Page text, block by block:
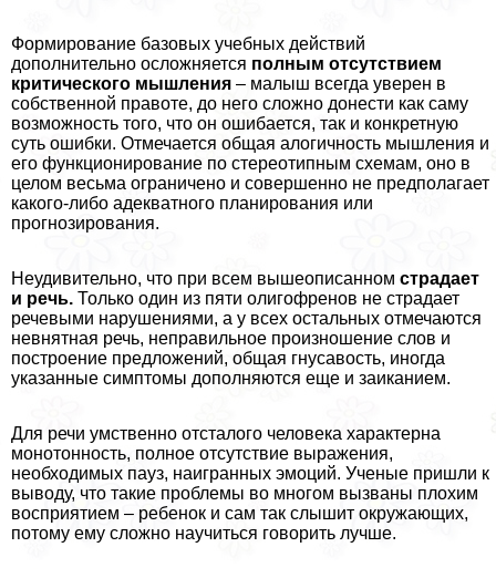
Формирование базовых учебных действий
дополнительно осложняется полным отсутствием
критического мышления – малыш всегда уверен в
собственной правоте, до него сложно донести как саму
возможность того, что он ошибается, так и конкретную
суть ошибки. Отмечается общая алогичность мышления и
его функционирование по стереотипным схемам, оно в
целом весьма ограничено и совершенно не предполагает
какого-либо адекватного планирования или
прогнозирования.
Неудивительно, что при всем вышеописанном страдает
и речь. Только один из пяти олигофренов не страдает
речевыми нарушениями, а у всех остальных отмечаются
невнятная речь, неправильное произношение слов и
построение предложений, общая гнусавость, иногда
указанные симптомы дополняются еще и заиканием.
Для речи умственно отсталого человека хаpaктерна
монотонность, полное отсутствие выражения,
необходимых пауз, наигранных эмоций. Ученые пришли к
выводу, что такие проблемы во многом вызваны плохим
восприятием – ребенок и сам так слышит окружающих,
потому ему сложно научиться говорить лучше.